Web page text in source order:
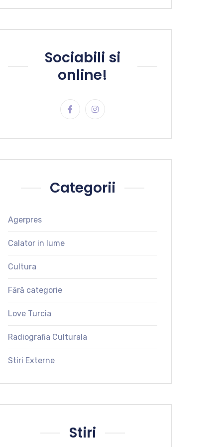
Sociabili si
online!
Categorii
Agerpres
Calator in lume
Cultura
Fără categorie
Love Turcia
Radiografia Culturala
Stiri Externe
Stiri